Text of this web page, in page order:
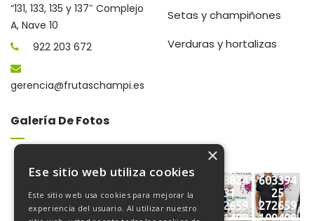
“131, 133, 135 y 137″ Complejo
A, Nave 10
922 203 672
gerencia@frutaschampi.es
Setas y champiñones
Verduras y hortalizas
Galería De Fotos
WhatsA
pp
Image
2019-
Emplea
dos
trabaja
ndo
FRUTAS
CHAMPI
INSTAL
ACIONE
FRUTAS
CHAMPI
INSTAL
ACIONE
608824
31
272659
171408
603394
25
272659
109408
×
Ese sitio web utiliza cookies
Este sitio web usa cookies para mejorar la
experiencia del usuario. Al utilizar nuestro